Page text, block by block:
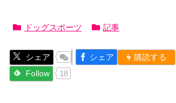
ドッグスポーツ 記事
シェア シェア 購読する
Follow 18